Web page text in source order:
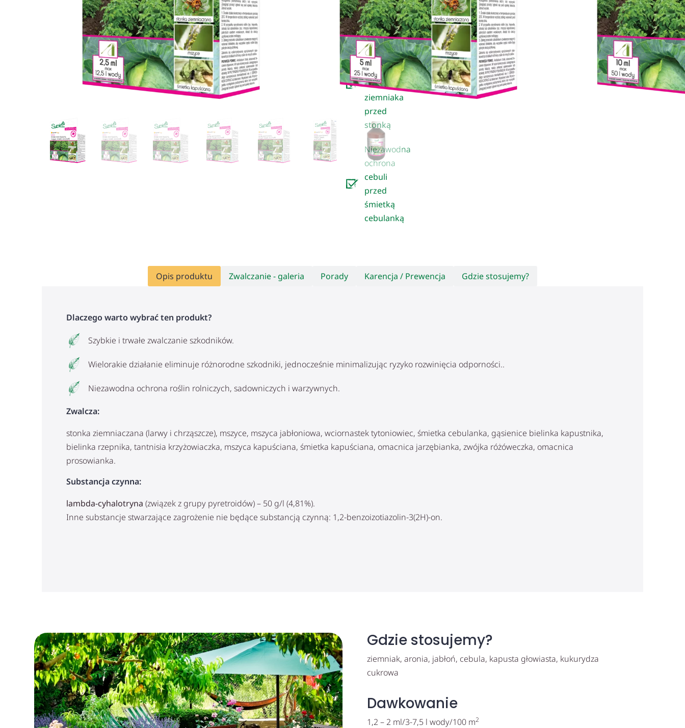
efektywne
działanie
Doskonale
sprawdza
się w
ochronie
ziemniaka
przed
stonką
Niezawodna
ochrona
cebuli
przed
śmietką
cebulanką
Opis produktu Zwalczanie - galeria Porady Karencja / Prewencja Gdzie stosujemy?
Dlaczego warto wybrać ten produkt?
Szybkie i trwałe zwalczanie szkodników.
Wielorakie działanie eliminuje różnorodne szkodniki, jednocześnie minimalizując ryzyko rozwinięcia odporności..
Niezawodna ochrona roślin rolniczych, sadowniczych i warzywnych.
Zwalcza:
stonka ziemniaczana (larwy i chrząszcze), mszyce, mszyca jabłoniowa, wciornastek tytoniowiec, śmietka cebulanka, gąsienice bielinka kapustnika,
bielinka rzepnika, tantnisia krzyżowiaczka, mszyca kapuściana, śmietka kapuściana, omacnica jarzębianka, zwójka różóweczka, omacnica
prosowianka.
Substancja czynna:
lambda-cyhalotryna (związek z grupy pyretroidów) – 50 g/l (4,81%).
Inne substancje stwarzające zagrożenie nie będące substancją czynną: 1,2-benzoizotiazolin-3(2H)-on.
Gdzie stosujemy?
ziemniak, aronia, jabłoń, cebula, kapusta głowiasta, kukurydza
cukrowa
Dawkowanie
1,2 – 2 ml/3-7,5 l wody/100 m2